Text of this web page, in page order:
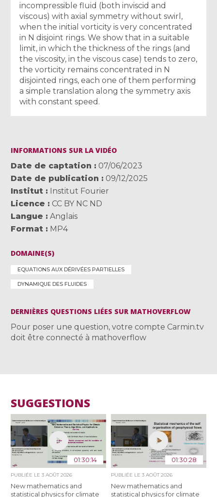
incompressible fluid (both inviscid and
viscous) with axial symmetry without swirl,
when the initial vorticity is very concentrated
in N disjoint rings. We show that in a suitable
limit, in which the thickness of the rings (and
the viscosity, in the viscous case) tends to zero,
the vorticity remains concentrated in N
disjointed rings, each one of them performing
a simple translation along the symmetry axis
with constant speed.
INFORMATIONS SUR LA VIDÉO
Date de captation
07/06/2023
Date de publication
09/12/2025
Institut
Institut Fourier
Licence
CC BY NC ND
Langue
Anglais
Format
MP4
DOMAINE(S)
EQUATIONS AUX DÉRIVÉES PARTIELLES
DYNAMIQUE DES FLUIDES
DERNIÈRES QUESTIONS LIÉES SUR MATHOVERFLOW
Pour poser une question, votre compte Carmin.tv
doit être connecté à mathoverflow
SUGGESTIONS
01:30:14
PUBLIÉE LE3 AOÛT 2026
New mathematics and
statistical physics for climate
01:30:28
PUBLIÉE LE 3 AOÛT 2026
New mathematics and
statistical physics for climate